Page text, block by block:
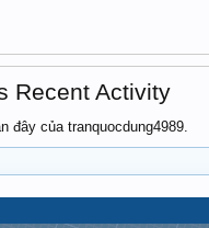
Recent Activity
đây của tranquocdung4989.